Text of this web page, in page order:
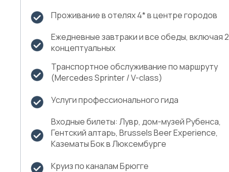
Проживание в отелях 4* в центре городов
Ежедневные завтраки и все обеды, включая 2
концептуальных
Транспортное обслуживание по маршруту
(Mercedes Sprinter / V-class)
Услуги профессионального гида
Входные билеты: Лувр, дом-музей Рубенса,
Гентский алтарь, Brussels Beer Experience,
Казематы Бок в Люксембурге
Круиз по каналам Брюгге